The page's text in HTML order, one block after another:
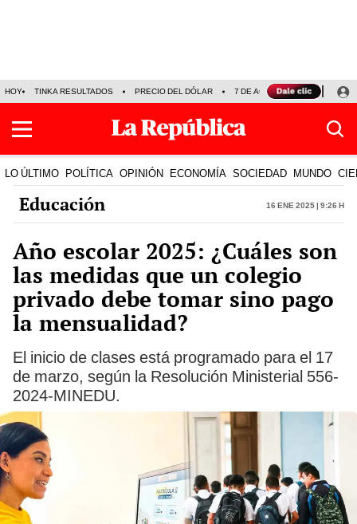
HOY TINKA RESULTADOS PRECIO DEL DÓLAR 7 DE AGOSTO OLLANTA
LO ÚLTIMO POLÍTICA OPINIÓN ECONOMÍA SOCIEDAD MUNDO
Educación 16 Ene 2025 | 9:26 h
Año escolar 2025: ¿Cuáles son
las medidas que un colegio
privado debe tomar sino pago
la mensualidad?
El inicio de clases está programado para el 17
de marzo, según la Resolución Ministerial 556-
2024-MINEDU.